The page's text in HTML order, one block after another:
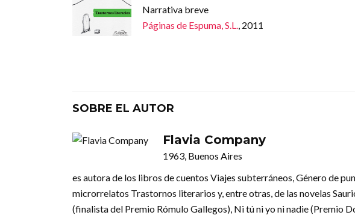
Narrativa breve
Páginas de Espuma, S.L.
, 2011
SOBRE EL AUTOR
Flavia Company
1963, Buenos Aires
es autora de los libros de cuentos Viajes subterráneos, Género de
microrrelatos Trastornos literarios y, entre otras, de las novelas
(finalista del Premio Rómulo Gallegos), Ni tú ni yo ni nadie (Premio